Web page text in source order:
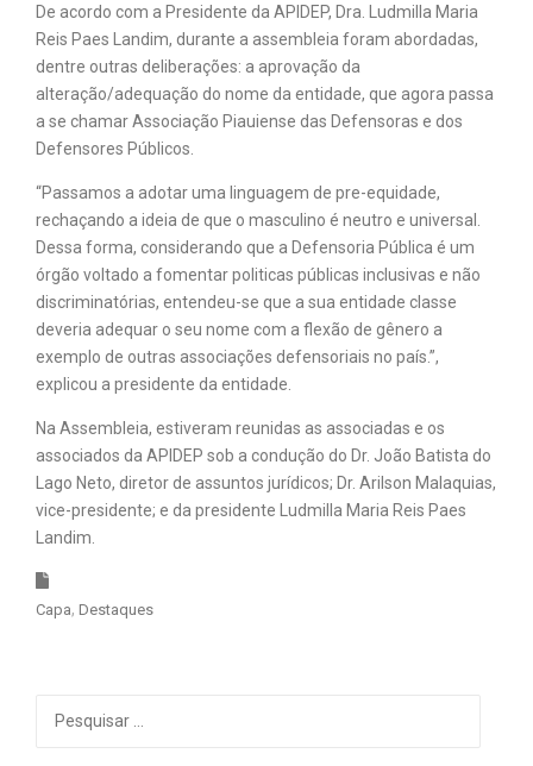
De acordo com a Presidente da APIDEP, Dra. Ludmilla Maria
Reis Paes Landim, durante a assembleia foram abordadas,
dentre outras deliberações: a aprovação da
alteração/adequação do nome da entidade, que agora passa
a se chamar Associação Piauiense das Defensoras e dos
Defensores Públicos.
“Passamos a adotar uma linguagem de pre-equidade,
rechaçando a ideia de que o masculino é neutro e universal.
Dessa forma, considerando que a Defensoria Pública é um
órgão voltado a fomentar politicas públicas inclusivas e não
discriminatórias, entendeu-se que a sua entidade classe
deveria adequar o seu nome com a flexão de gênero a
exemplo de outras associações defensoriais no país.”,
explicou a presidente da entidade.
Na Assembleia, estiveram reunidas as associadas e os
associados da APIDEP sob a condução do Dr. João Batista do
Lago Neto, diretor de assuntos jurídicos; Dr. Arilson Malaquias,
vice-presidente; e da presidente Ludmilla Maria Reis Paes
Landim.
Capa Destaques
por: